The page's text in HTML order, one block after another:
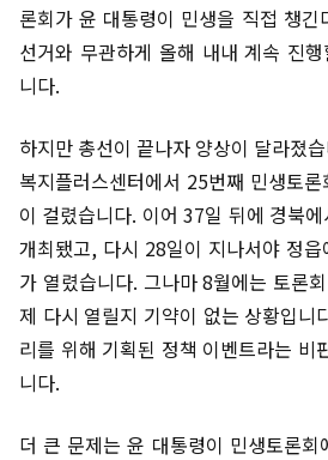
론회가 윤 대통령이 민생을 직접 챙
선거와 무관하게 올해 내내 계속 진
니다.
하지만 총선이 끝나자 양상이 달라졌
복지플러스센터에서 25번째 민생토
이 걸렸습니다. 이어 37일 뒤에 경북
개최됐고, 다시 28일이 지나서야 정
가 열렸습니다. 그나마 8월에는 토론
제 다시 열릴지 기약이 없는 상황입니
리를 위해 기획된 정책 이벤트라는 비
니다.
더 큰 문제는 윤 대통령이 민생토론